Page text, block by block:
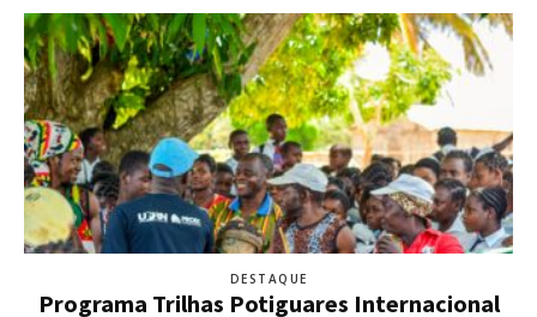
DESTAQUE
Programa Trilhas Potiguares Internacional